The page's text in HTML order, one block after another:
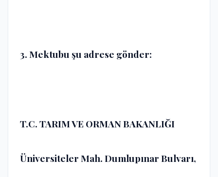
3. Mektubu şu adrese gönder:
T.C. TARIM VE ORMAN BAKANLIĞI
Üniversiteler Mah. Dumlupınar Bulvarı,